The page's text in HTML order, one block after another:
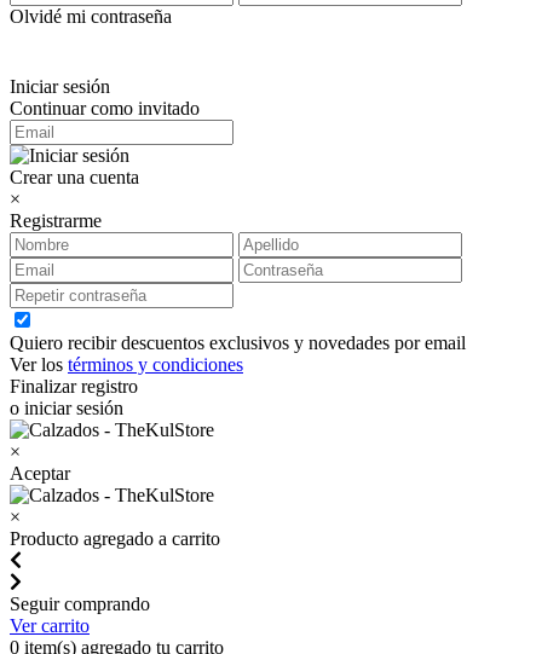
Olvidé mi contraseña
Iniciar sesión
Continuar como invitado
Crear una cuenta
×
Registrarme
Quiero recibir descuentos exclusivos y novedades por email
Ver los términos y condiciones
Finalizar registro
o iniciar sesión
×
Aceptar
×
Producto agregado a carrito
Seguir comprando
Ver carrito
0 item(s) agregado tu carrito